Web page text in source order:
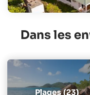
Dans les
Plages (23)